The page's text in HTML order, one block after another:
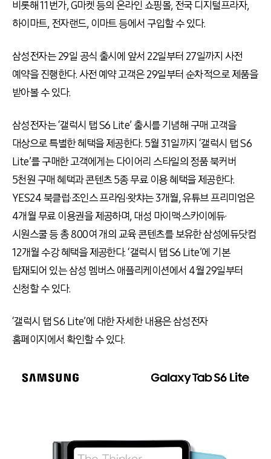
비롯해 11번가, G마켓 등의 온라인 쇼핑몰, 전국 디지털프라자,
하이마트, 전자랜드, 이마트 등에서 구입할 수 있다.
삼성전자는 29일 공식 출시에 앞서 22일부터 27일까지 사전
예약을 진행한다. 사전 예약 고객은 29일부터 순차적으로 제품을
받아볼 수 있다.
삼성전자는 ‘갤럭시 탭 S6 Lite’ 출시를 기념해 구매 고객을
대상으로 특별한 혜택을 제공한다. 5월 31일까지 ‘갤럭시 탭 S6
Lite’를 구매한 고객에게는 다이어리 스타일의 정품 북커버
5천원 구매 혜택과 콘텐츠 5종 무료 이용 혜택을 제공한다.
YES24 북클럽·조인스 프라임·왓챠는 3개월, 유튜브 프리미엄은
4개월 무료 이용권을 제공하며, 대성 마이맥·스카이에듀·
시원스쿨 등 총 800여 개의 교육 콘텐츠를 보유한 삼성에듀닷컴
12개월 수강 혜택을 제공한다. ‘갤럭시 탭 S6 Lite’에 기본
탑재되어 있는 삼성 멤버스 애플리케이션에서 4월 29일부터
신청할 수 있다.
‘갤럭시 탭 S6 Lite’에 대한 자세한 내용은 삼성전자
홈페이지에서 확인할 수 있다.